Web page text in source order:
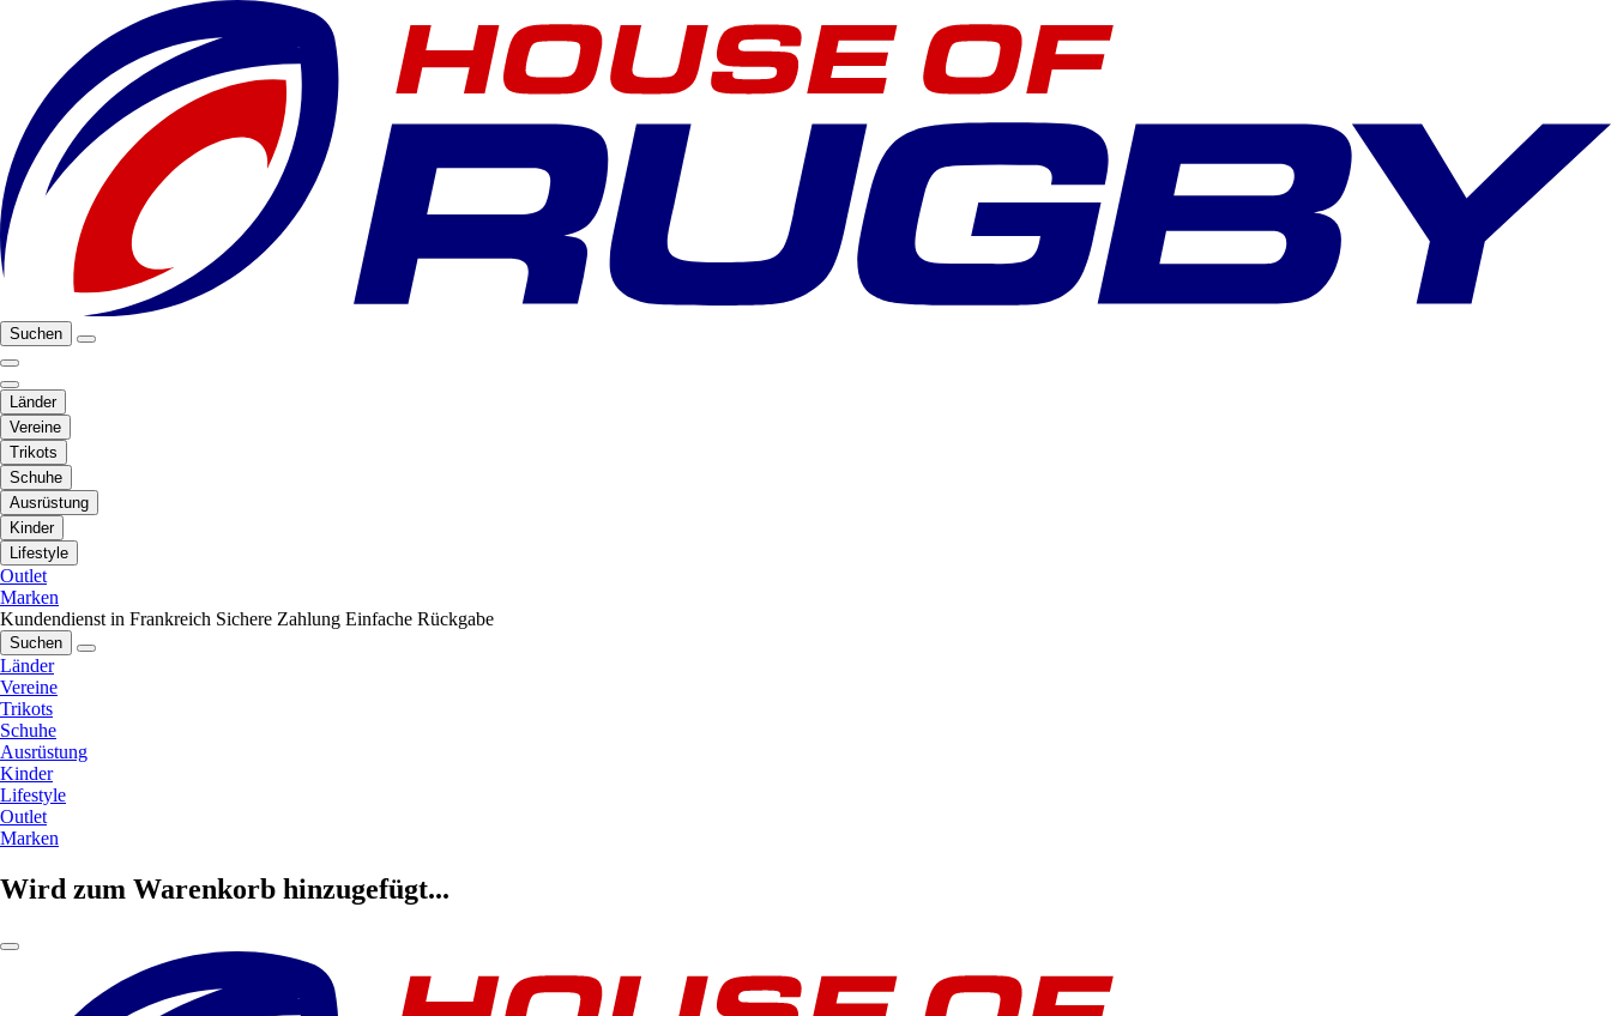
Suchen
Länder
Vereine
Trikots
Schuhe
Ausrüstung
Kinder
Lifestyle
Outlet
Marken
Kundendienst in Frankreich Sichere Zahlung Einfache Rückgabe
Suchen
Länder
Vereine
Trikots
Schuhe
Ausrüstung
Kinder
Lifestyle
Outlet
Marken
Wird zum Warenkorb hinzugefügt...